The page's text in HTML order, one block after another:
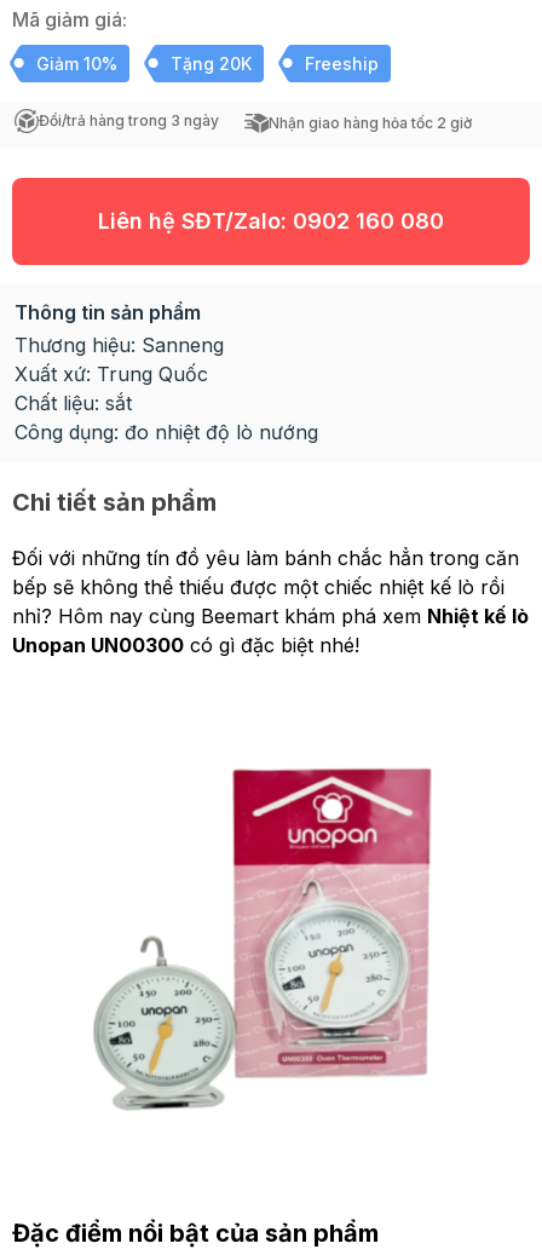
Mã giảm giá:
Giảm 10% Tặng 20K Freeship
Đổi/trả hàng trong 3 ngày Nhận giao hàng hỏa tốc 2 giờ
Liên hệ SĐT/Zalo: 0902 160 080
Thông tin sản phẩm
Thương hiệu: Sanneng
Xuất xứ: Trung Quốc
Chất liệu: sắt
Công dụng: đo nhiệt độ lò nướng
Chi tiết sản phẩm
Đối với những tín đồ yêu làm bánh chắc hẳn trong căn
bếp sẽ không thể thiếu được một chiếc nhiệt kế lò rồi
nhỉ? Hôm nay cùng Beemart khám phá xem Nhiệt kế lò
Unopan UN00300 có gì đặc biệt nhé!
Đặc điểm nổi bật của sản phẩm